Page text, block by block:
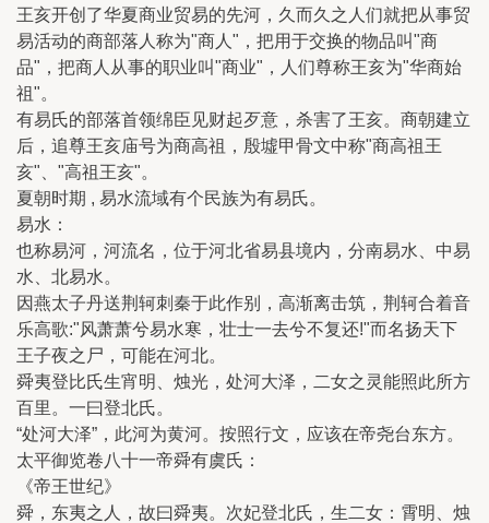
王亥开创了华夏商业贸易的先河，久而久之人们就把从事贸
易活动的商部落人称为"商人"，把用于交换的物品叫"商
品"，把商人从事的职业叫"商业"，人们尊称王亥为"华商始
祖"。
有易氏的部落首领绵臣见财起歹意，杀害了王亥。商朝建立
后，追尊王亥庙号为商高祖，殷墟甲骨文中称"商高祖王
亥"、"高祖王亥"。
夏朝时期 , 易水流域有个民族为有易氏。
易水：
也称易河，河流名，位于河北省易县境内，分南易水、中易
水、北易水。
因燕太子丹送荆轲刺秦于此作别，高渐离击筑，荆轲合着音
乐高歌:"风萧萧兮易水寒，壮士一去兮不复还!"而名扬天下
王子夜之尸，可能在河北。
舜夷登比氏生宵明、烛光，处河大泽，二女之灵能照此所方
百里。一曰登北氏。
“处河大泽”，此河为黄河。按照行文，应该在帝尧台东方。
太平御览卷八十一帝舜有虞氏：
《帝王世纪》
舜，东夷之人，故曰舜夷。次妃登北氏，生二女：霄明、烛